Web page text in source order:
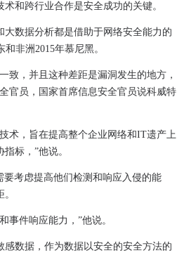
要
什么？
和跨行业合作是安全成功的关键。
数据分析都是借助于网络安全能力的
非洲2015年慕尼黑。
致，并且这种差距是漏洞发生的地方，
官员，国家首席信息安全官员说科威特
术，旨在提高整个企业网络和IT遗产上
标，”他说。
考虑提高他们检测和响应入侵的能
事件响应能力，”他说。
数据，作为数据以安全的安全方法的